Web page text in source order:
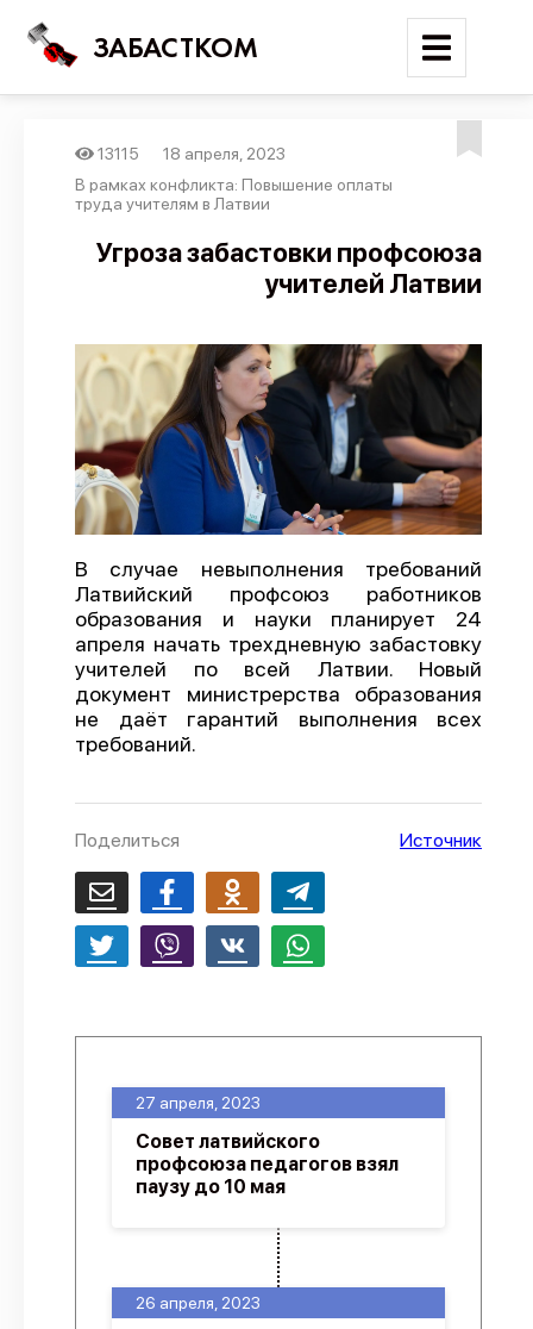
ЗАБАСТКОМ
Войти
Поиск
Новости
Трудовые конфликты
Отчеты
Предложить публикацию
Справочник
API
О проекте
Политика конфиденциальности
13115
18 апреля, 2023
В рамках конфликта: Повышение оплаты
труда учителям в Латвии
Угроза забастовки профсоюза
учителей Латвии
В случае невыполнения требований
Латвийский профсоюз работников
образования и науки планирует 24
апреля начать трехдневную забастовку
учителей по всей Латвии. Новый
документ министрерства образования
не даёт гарантий выполнения всех
требований.
Поделиться Источник
26 апреля, 2023
27 апреля, 2023
Совет латвийского
профсоюза педагогов взял
паузу до 10 мая